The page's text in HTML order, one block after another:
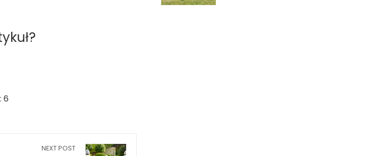
6
NEXT POST